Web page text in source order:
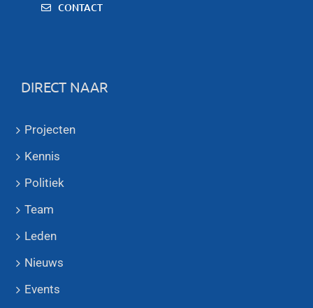
CONTACT
DIRECT NAAR
Projecten
Kennis
Politiek
Team
Leden
Nieuws
Events